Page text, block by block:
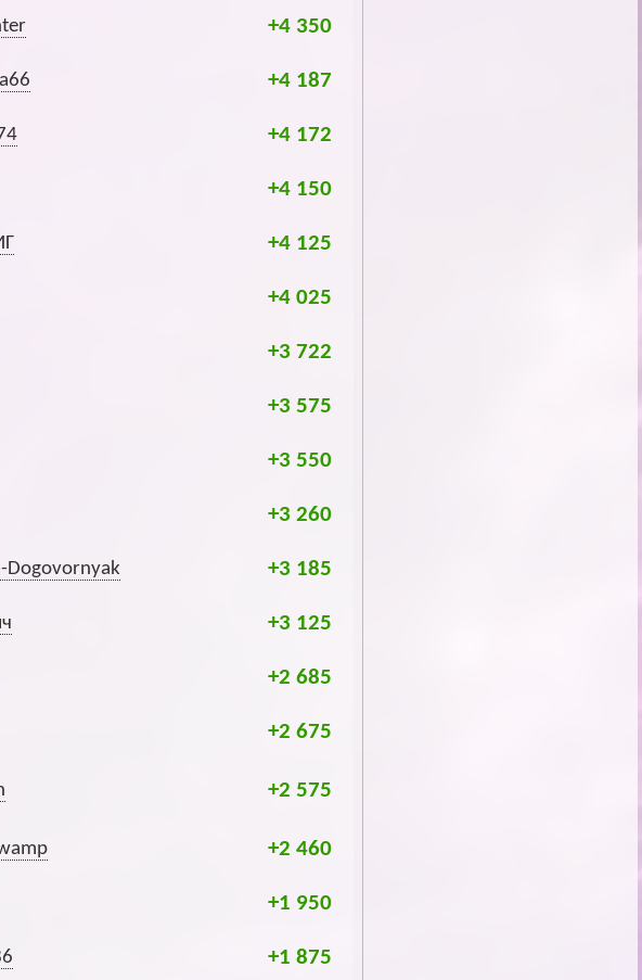
+4 350
+4 187
+4 172
+4 150
+4 125
+4 025
+3 722
+3 575
+3 550
+3 260
Dogovornyak +3 185
+3 125
+2 685
+2 675
+2 575
+2 460
+1 950
+1 875